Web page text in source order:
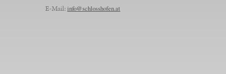
E-Mail: info@schlosshofen.at